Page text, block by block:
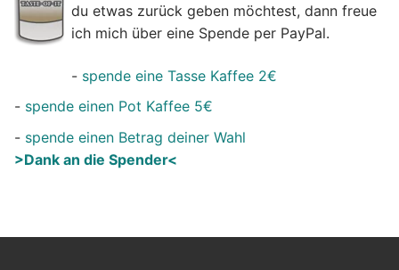
du etwas zurück geben möchtest, dann freue
ich mich über eine Spende per PayPal.
- spende eine Tasse Kaffee 2€
- spende einen Pot Kaffee 5€
- spende einen Betrag deiner Wahl
>Dank an die Spender<